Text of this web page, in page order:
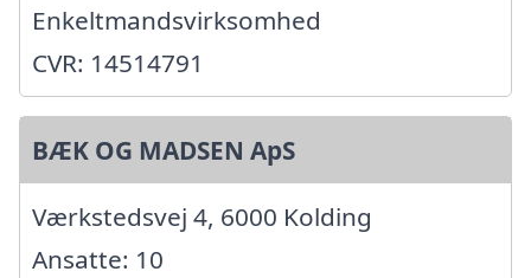
Enkeltmandsvirksomhed
CVR: 14514791
BÆK OG MADSEN ApS
Værkstedsvej 4, 6000 Kolding
Ansatte: 10